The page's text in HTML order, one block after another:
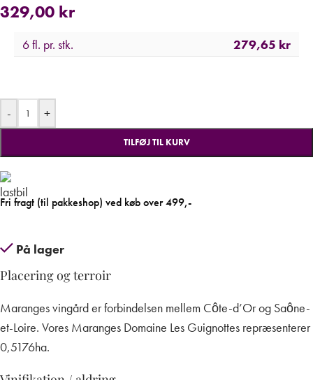
329,00 kr
6 fl. pr. stk. 279,65 kr
- +
TILFØJ TIL KURV
Fri fragt (til pakkeshop) ved køb over 499,-
På lager
Placering og terroir
Maranges vingård er forbindelsen mellem Côte-d’Or og Saône-
et-Loire. Vores Maranges Domaine Les Guignottes repræsenterer
0,5176ha.